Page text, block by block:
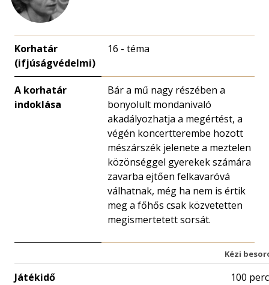
Korhatár
(ifjúságvédelmi)
16 - téma
A korhatár
indoklása
Bár a mű nagy részében a
bonyolult mondanivaló
akadályozhatja a megértést, a
végén koncertterembe hozott
mészárszék jelenete a meztelen
közönséggel gyerekek számára
zavarba ejtően felkavaróvá
válhatnak, még ha nem is értik
meg a főhős csak közvetetten
megismertetett sorsát.
Kézi
Játékidő 100 perc